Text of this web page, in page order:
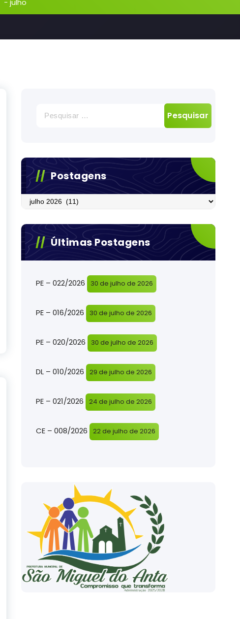
- julho
por:
Postagens
Postagens
Últimas Postagens
PE – 022/2026 30 de julho de 2026
PE – 016/2026 30 de julho de 2026
PE – 020/2026 30 de julho de 2026
DL – 010/2026 29 de julho de 2026
PE – 021/2026 24 de julho de 2026
CE – 008/2026 22 de julho de 2026